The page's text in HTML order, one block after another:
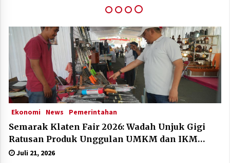
IGA Award 2025
Ekonomi News Pemerintahan
Semarak Klaten Fair 2026: Wadah Unjuk Gigi
Ratusan Produk Unggulan UMKM dan IKM
Lokal
Juli 21, 2026